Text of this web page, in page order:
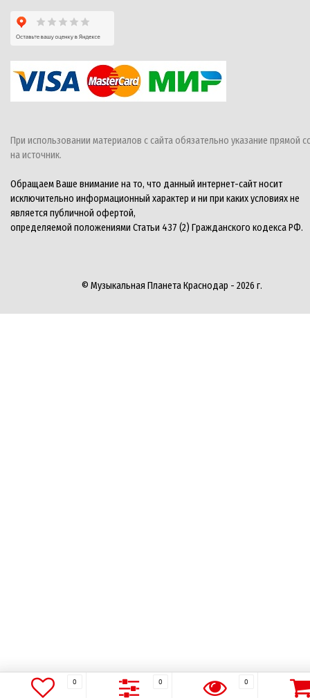
При использовании материалов с сайта обязательно указание прямой
на источник.
Обращаем Ваше внимание на то, что данный интернет-сайт носит
исключительно информационный характер и ни при каких условиях не
является публичной офертой,
определяемой положениями Статьи 437 (2) Гражданского кодекса РФ.
© Музыкальная Планета Краснодар - 2026 г.
0 0 0